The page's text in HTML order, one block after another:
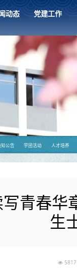
动态 党建工作
知公告 学团活动 人才培养
写青春
生